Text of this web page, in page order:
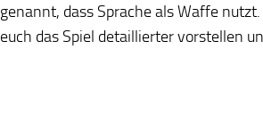
genannt, dass Sprache als Waffe
euch das Spiel detaillierter vorstellen